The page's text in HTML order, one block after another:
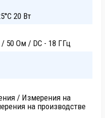
20 Вт
50 Ом / DC - 18 ГГц
/ Измерения на
на производстве